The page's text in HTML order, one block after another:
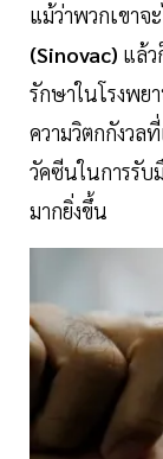
แม้ว่าพวกเขาจ
(Sinovac) แล้ว
รักษาในโรงพย
ความวิตกกังวล
วัคซีนในการรับ
มากยิ่งขึ้น